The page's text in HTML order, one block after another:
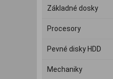
Základné dosky
Procesory
Pevné disky HDD
Mechaniky